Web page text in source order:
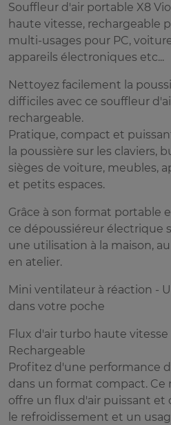
Souffleur d'air portable X8
haute vitesse, rechargeable
multi-usages pour PC,
appareils électroniques etc...
Nettoyez facilement la
difficiles avec ce souffleur
rechargeable.
Pratique, compact et
la poussière sur les claviers,
sièges de voiture, meubles,
et petits espaces.
Grâce à son format portable
ce dépoussiéreur électrique
une utilisation à la maison,
en atelier.
Mini ventilateur à réaction -
dans votre poche
Flux d'air turbo haute vitesse
Rechargeable
Profitez d'une performance
dans un format compact.
offre un flux d'air puissant et
le refroidissement et un